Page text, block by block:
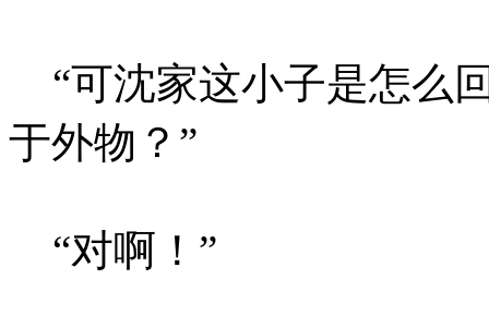
“可沈家这小子是怎么
于外物？”
“对啊！”